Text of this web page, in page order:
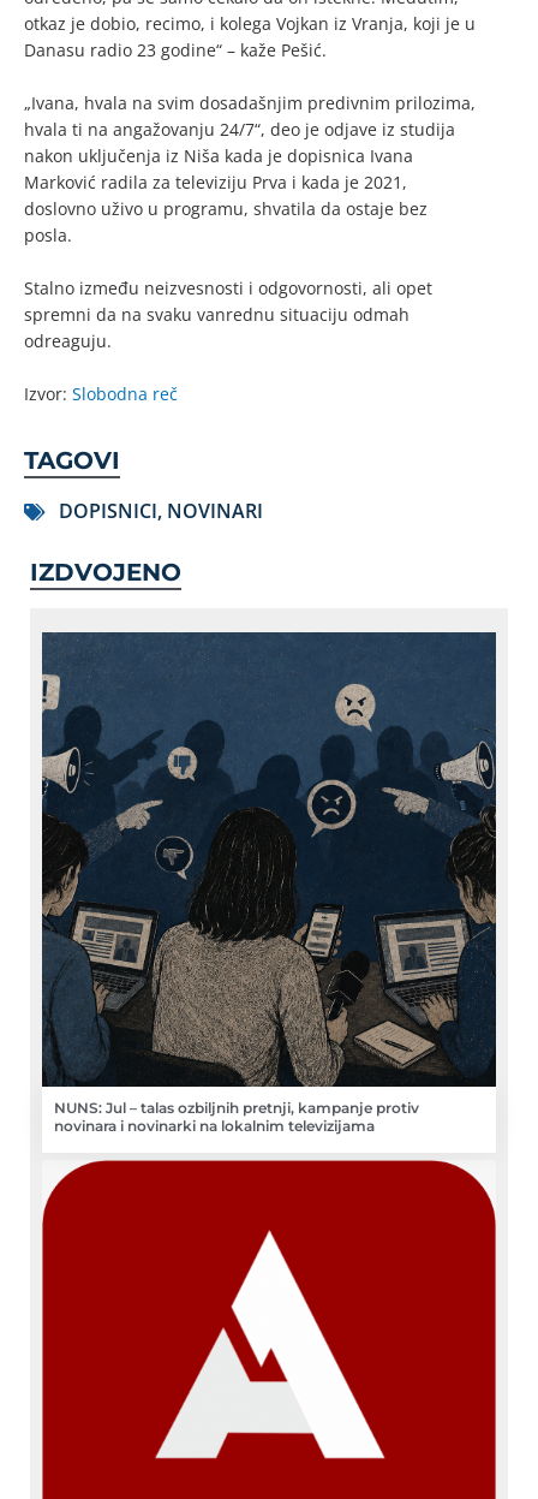
otkaz je dobio, recimo, i kolega Vojkan iz Vranja, koji je u
Danasu radio 23 godine“ – kaže Pešić.
„Ivana, hvala na svim dosadašnjim predivnim prilozima,
hvala ti na angažovanju 24/7“, deo je odjave iz studija
nakon uključenja iz Niša kada je dopisnica Ivana
Marković radila za televiziju Prva i kada je 2021,
doslovno uživo u programu, shvatila da ostaje bez
posla.
Stalno između neizvesnosti i odgovornosti, ali opet
spremni da na svaku vanrednu situaciju odmah
odreaguju.
Izvor: Slobodna reč
TAGOVI
DOPISNICI, NOVINARI
IZDVOJENO
NUNS: Jul – talas ozbiljnih pretnji, kampanje protiv
novinara i novinarki na lokalnim televizijama